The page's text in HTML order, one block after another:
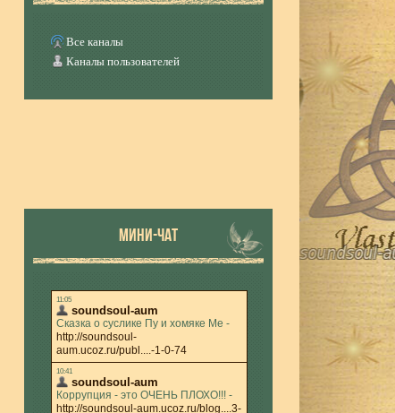
Все каналы
Каналы пользователей
МИНИ-ЧАТ